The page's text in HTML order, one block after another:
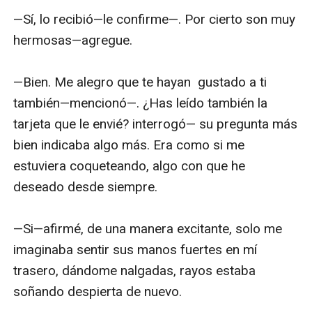
—Sí, lo recibió—le confirme—. Por cierto son muy
hermosas—agregue.
—Bien. Me alegro que te hayan  gustado a ti
también—mencionó—. ¿Has leído también la
tarjeta que le envié? interrogó— su pregunta más
bien indicaba algo más. Era como si me
estuviera coqueteando, algo con que he
deseado desde siempre.
—Si—afirmé, de una manera excitante, solo me
imaginaba sentir sus manos fuertes en mí
trasero, dándome nalgadas, rayos estaba
soñando despierta de nuevo.